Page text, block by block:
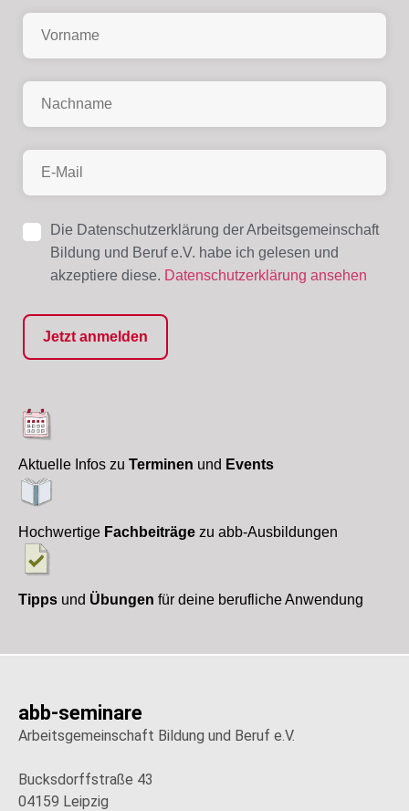
Die Datenschutzerklärung der Arbeitsgemeinschaft
Bildung und Beruf e.V. habe ich gelesen und
akzeptiere diese. Datenschutzerklärung ansehen
Aktuelle Infos zu Terminen und Events
Hochwertige Fachbeiträge zu abb-Ausbildungen
Tipps und Übungen für deine berufliche Anwendung
abb-seminare
Arbeitsgemeinschaft Bildung und Beruf e.V.
Bucksdorffstraße 43
04159 Leipzig